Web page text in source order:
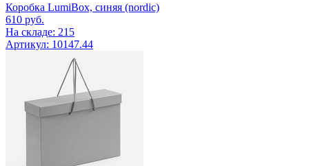
Коробка LumiBox, синяя (nordic)
610 руб.
На складе: 215
Артикул: 10147.44